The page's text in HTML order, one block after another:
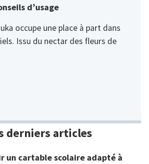
d’usage
occupe une place à part dans
Issu du nectar des fleurs de
derniers articles
un cartable scolaire adapté à